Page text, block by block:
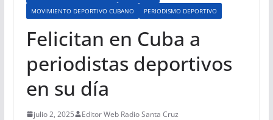
MOVIMIENTO DEPORTIVO CUBANO
PERIODISMO DEPORTIVO
Felicitan en Cuba a
periodistas deportivos
en su día
julio 2, 2025 Editor Web Radio Santa Cruz